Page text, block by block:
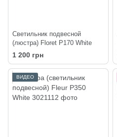
Светильник подвесной
(люстра) Floret P170 White
1 200 грн
ВИДЕО